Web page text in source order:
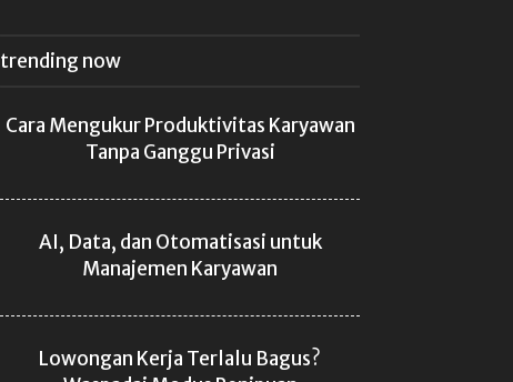
trending now
Cara Mengukur Produktivitas Karyawan
Tanpa Ganggu Privasi
AI, Data, dan Otomatisasi untuk
Manajemen Karyawan
Lowongan Kerja Terlalu Bagus?